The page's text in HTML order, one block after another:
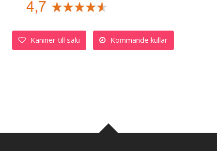
Kaniner till salu Kommande kullar